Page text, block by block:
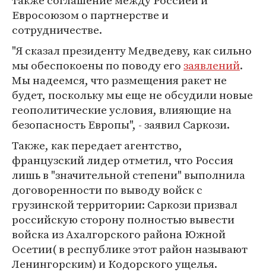
Евросоюзом о партнерстве и
сотрудничестве.
"Я сказал президенту Медведеву, как сильно
мы обеспокоены по поводу егозаявлений.
Мы надеемся, что размещения ракет не
будет, поскольку мы еще не обсудили новые
геополитические условия, влияющие на
безопасность Европы", - заявил Саркози.
Также, как передает агентство,
французский лидер отметил, что Россия
лишь в "значительной степени" выполнила
договоренности по выводу войск с
грузинской территории: Саркози призвал
российскую сторону полностью вывести
войска из Ахалгорского района Южной
Осетии( в республике этот район называют
Ленингорским) и Кодорского ущелья.